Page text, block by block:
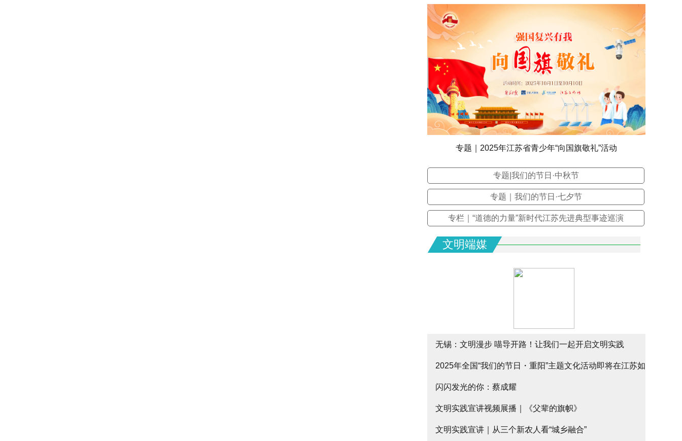
专题｜2025年江苏省青少年“向国旗敬礼”活动
专题|我们的节日·中秋节
专题｜我们的节日·七夕节
专栏｜“道德的力量”新时代江苏先进典型事迹巡演
文明端媒
无锡：文明漫步 喵导开路！让我们一起开启文明实践
citywalk
2025年全国“我们的节日・重阳”主题文化活动即将在江苏如
皋启幕
闪闪发光的你：蔡成耀
文明实践宣讲视频展播｜《父辈的旗帜》
文明实践宣讲｜从三个新农人看“城乡融合”